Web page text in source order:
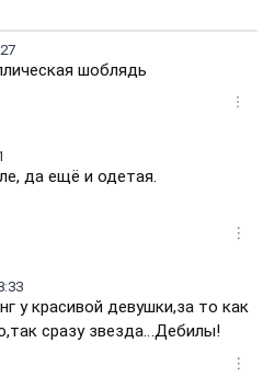
шоблядь
да ещё и одетая.
у красивой девушки,за то как
сразу звезда…Дебилы!